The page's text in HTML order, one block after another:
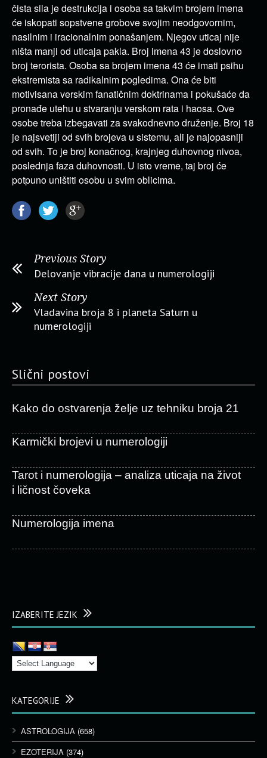
čista sila je destrukcija i osoba sa takvim brojem imena
će iskopati sopstvene grobove svojim neodgovornim,
nasilnim i iracionalnim ponašanjem. Njegov uticaj nije
ništa manji od uticaja pakla. Broj imena 43 je doslovno
broj terorista. Osoba sa brojem imena 43 će imati psihu
ekstremista sa radikalnim pogledima. Ona će biti
motivisana verskim fanatičnim doktrinama i pokušaće da
pronađe utehu u stvaranju verskom rata i haosa. Ove
osobe treba izbegavati za svakodnevno druženje. Broj 18
je najsvetiji od svih brojeva u sistemu, ali je najopasniji
od svih. To je broj konačnog, krajnjeg duhovnog nivoa,
poslednja faza duhovnosti. U isto vreme, taj broj će
potpuno uništiti osobu u svim oblicima.
Previous Story
Delovanje vibracije dana u numerologiji
Next Story
Vladavina broja 8 i planeta Saturn u
numerologiji
Slični postovi
Kako do ostvarenja želje uz tehniku broja 21
Karmički brojevi u numerologiji
Tarot i numerologija – analiza uticaja na život
i ličnost čoveka
Numerologija imena
IZABERITE JEZIK
KATEGORIJE
ASTROLOGIJA (658)
EZOTERIJA (374)